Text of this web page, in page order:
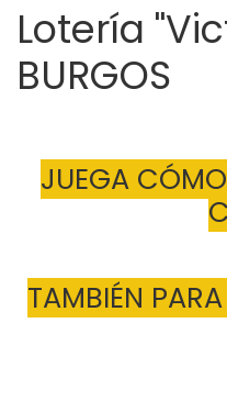
Lotería
BURGOS
JUEGA
TAMBIÉN